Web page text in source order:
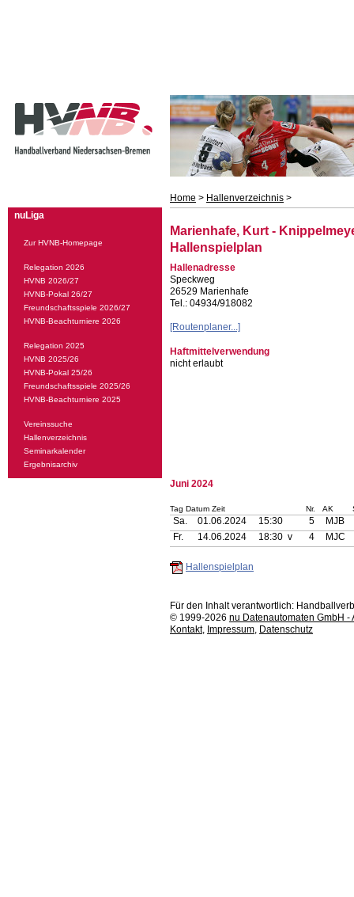
Home > Hallenverzeichnis >
nuLiga
Zur HVNB-Homepage
Relegation 2026
HVNB 2026/27
HVNB-Pokal 26/27
Freundschaftsspiele 2026/27
HVNB-Beachturniere 2026
Relegation 2025
HVNB 2025/26
HVNB-Pokal 25/26
Freundschaftsspiele 2025/26
HVNB-Beachturniere 2025
Vereinssuche
Hallenverzeichnis
Seminarkalender
Ergebnisarchiv
Marienhafe, Kurt -
Hallenspielplan
Hallenadresse
Speckweg
26529 Marienhafe
Tel.: 04934/918082
[Routenplaner...]
Haftmittelverwendung
nicht erlaubt
Juni 2024
Tag Datum Zeit Nr. AK
Sa. 01.06.2024 15:30 5
MJB
Fr.
14.06.2024 18:30 v 4 MJC
Hallenspielplan
Für den Inhalt verantwortlich:
© 1999-2026 nu Datenautomaten GmbH
Kontakt, Impressum, Datenschutz